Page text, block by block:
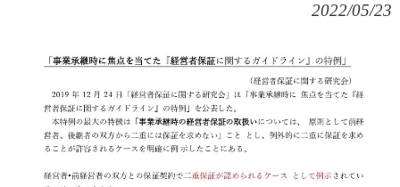
2022/05/23